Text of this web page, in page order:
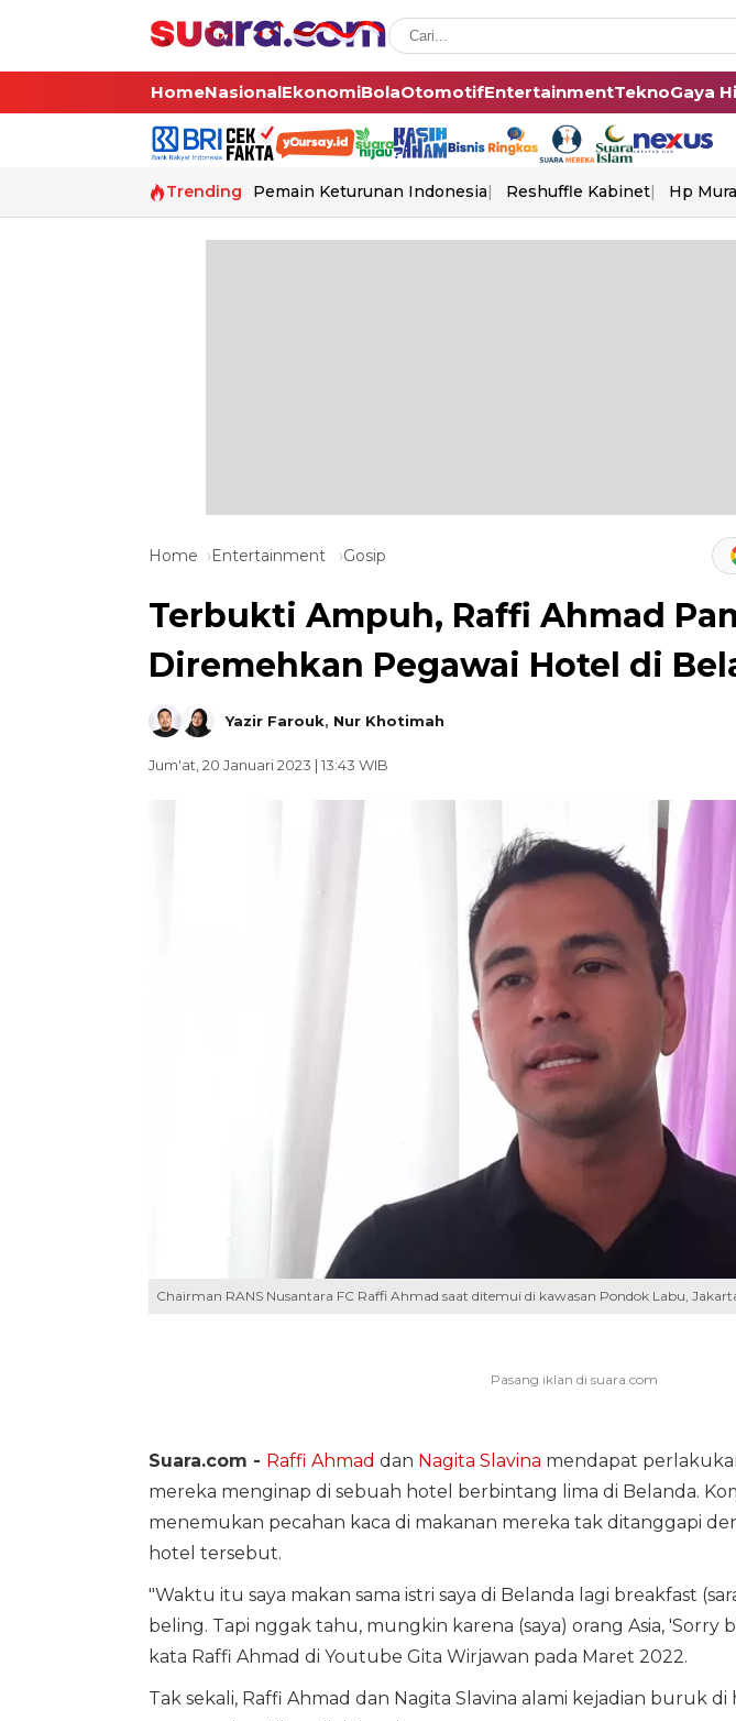
HomeNasionalEkonomiBolaOtomotifEntertainmentTeknoGaya
Trending Pemain Keturunan Indonesia Reshuffle Kabinet Hp
Home Entertainment Gosip
Terbukti Ampuh, Raffi Ahmad
Diremehkan Pegawai Hotel di
Yazir Farouk, Nur Khotimah
Jum'at, 20 Januari 2023 | 13:43 WIB
Chairman RANS Nusantara FC Raffi Ahmad saat ditemui di kawasan Pondok Labu,
Suara.com - Raffi Ahmad dan Nagita Slavina mendapat
mereka menginap di sebuah hotel berbintang lima di Belanda.
menemukan pecahan kaca di makanan mereka tak ditanggapi
hotel tersebut.
"Waktu itu saya makan sama istri saya di Belanda lagi breakfast
beling. Tapi nggak tahu, mungkin karena (saya) orang Asia, 'Sorry
kata Raffi Ahmad di Youtube Gita Wirjawan pada Maret 2022.
Tak sekali, Raffi Ahmad dan Nagita Slavina alami kejadian buruk